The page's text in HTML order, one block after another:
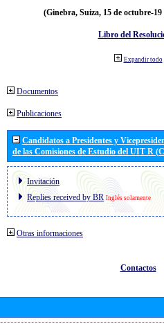
(Ginebra, Suiza, 15 de octubre-19
Libro del
Expandir todo
Documentos
Publicaciones
Candidatos a Presidentes y
de las Comisiones de Estudio del UIT R
Invitación
Replies received by BR Inglés solamente
Otras informaciones
Contactos